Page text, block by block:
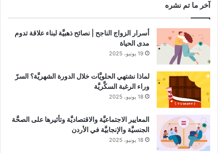
آخر ما تم نشره
أسرار الزواج الناجح | نصائح ذهبيَّة لبناء علاقة تدوم
مدى الحياة
19 يونيو، 2025
لماذا نشتهي الحلويَّات خلال الدورة الشهريَّة؟ السرّ
وراء الرغبة السكَّريَّة
18 يونيو، 2025
المعايير الاجتماعيَّة والاقتصاديَّة وتأثيرها على الصحَّة
الجنسيَّة والإنجابيَّة في الأردن
18 يونيو، 2025